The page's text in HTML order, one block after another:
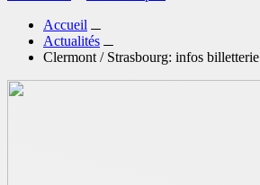
Accueil
Actualités
Clermont / Strasbourg: infos billetterie